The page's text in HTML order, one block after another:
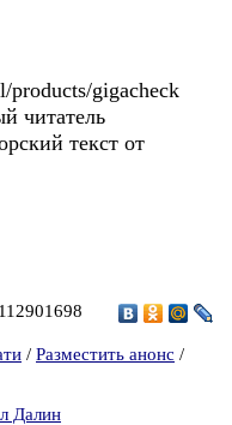
products/gigacheck
читатель
текст от
/ Разместить анонс /
Далин